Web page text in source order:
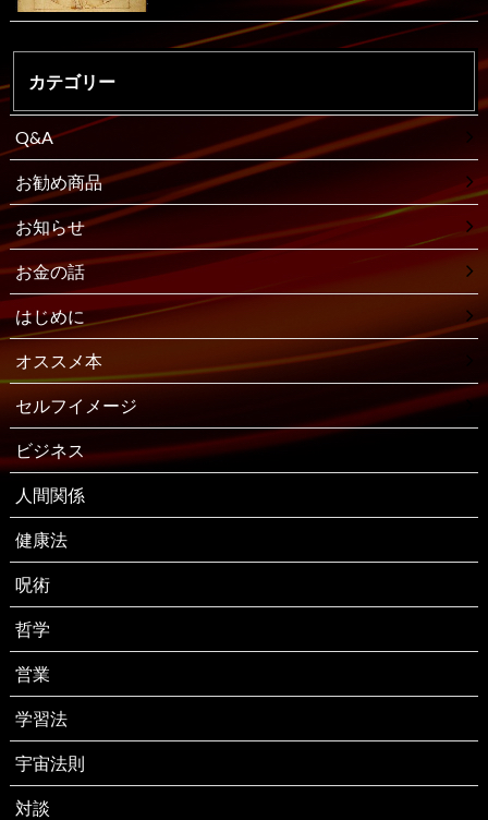
カテゴリー
Q&A
お勧め商品
お知らせ
お金の話
はじめに
オススメ本
セルフイメージ
ビジネス
人間関係
健康法
呪術
哲学
営業
学習法
宇宙法則
対談